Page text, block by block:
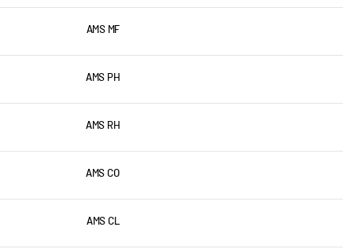
AMS MF
AMS PH
AMS RH
AMS CO
AMS CL